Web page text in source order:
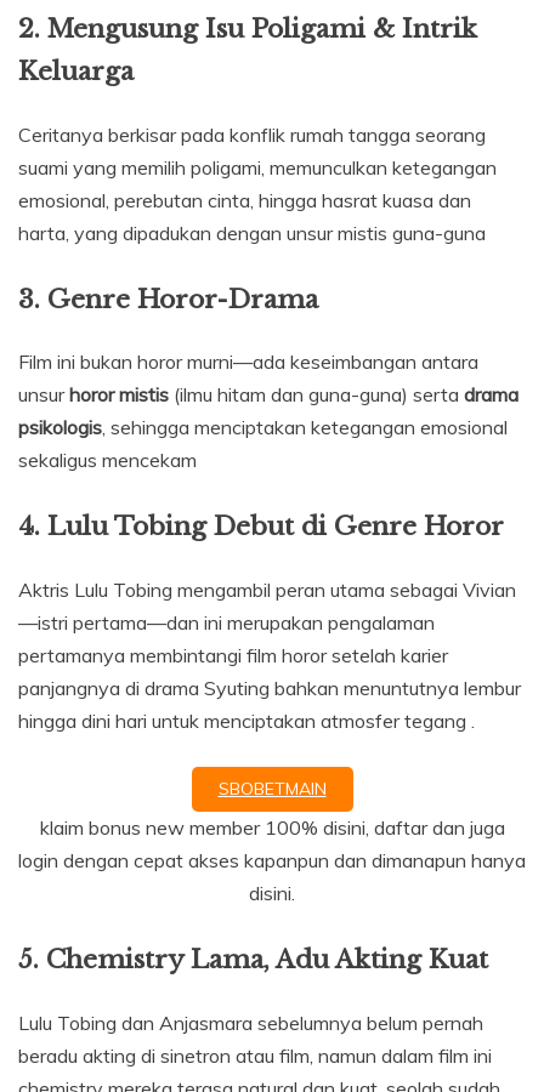
2. Mengusung Isu Poligami & Intrik
Keluarga
Ceritanya berkisar pada konflik rumah tangga seorang
suami yang memilih poligami, memunculkan ketegangan
emosional, perebutan cinta, hingga hasrat kuasa dan
harta, yang dipadukan dengan unsur mistis guna-guna
3. Genre Horor-Drama
Film ini bukan horor murni—ada keseimbangan antara
unsurhoror mistis (ilmu hitam dan guna-guna) serta drama
psikologis, sehingga menciptakan ketegangan emosional
sekaligus mencekam
4. Lulu Tobing Debut di Genre Horor
Aktris Lulu Tobing mengambil peran utama sebagai Vivian
—istri pertama—dan ini merupakan pengalaman
pertamanya membintangi film horor setelah karier
panjangnya di drama Syuting bahkan menuntutnya lembur
hingga dini hari untuk menciptakan atmosfer tegang .
SBOBETMAIN
klaim bonus new member 100% disini, daftar dan juga
login dengan cepat akses kapanpun dan dimanapun hanya
disini.
5. Chemistry Lama, Adu Akting Kuat
Lulu Tobing dan Anjasmara sebelumnya belum pernah
beradu akting di sinetron atau film, namun dalam film ini